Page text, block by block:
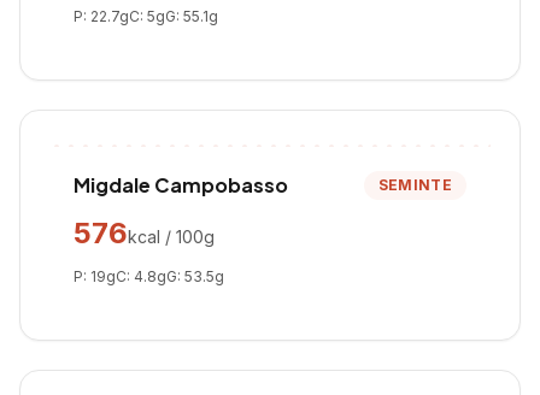
P: 22.7gC: 5gG: 55.1g
Migdale Campobasso SEMINTE
576kcal / 100g
P: 19gC: 4.8gG: 53.5g